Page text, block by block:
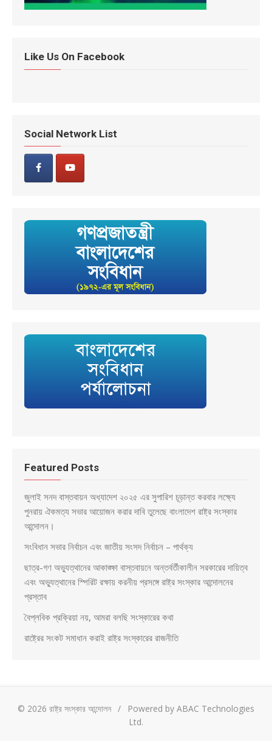
Like Us On Facebook
Social Network List
Featured Posts
জুলাই সনদ বাস্তবায়ন অধ্যাদেশ ২০২৫ এর সুপারিশ চূড়ান্ত করবার লক্ষ্যে
পুনরায় ঐকমত্য সভার আয়োজন করার দাবি তুলেছে বাংলাদেশ রাষ্ট্র সংস্কার
আন্দোলন।
সংবিধান সভার নির্বাচন এবং জাতীয় সংসদ নির্বাচন – পার্থক্য
ছাত্র-গণ অভ্যুত্থানের আকাঙ্ক্ষা বাস্তবায়নে অন্তর্বর্তীকালীন সরকারের দায়িত্ব
এবং অভ্যুত্থানের স্পিরিট রক্ষায় করনীয় প্রসঙ্গে রাষ্ট্র সংস্কার আন্দোলনের
প্রস্তাব
বৈপ্লবিক প্রক্রিয়া নয়, আমরা বলছি সংস্কারের কথা
রাষ্ট্রের সংকট সমাধান করাই রাষ্ট্র সংস্কারের রাজনীতি
© 2026 রাষ্ট্র সংস্কার আন্দোলন /
Powered by ABAC Technologies
Ltd.